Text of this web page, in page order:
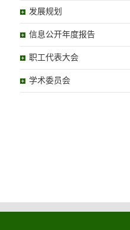
发展规划
信息公开年度报告
职工代表大会
学术委员会